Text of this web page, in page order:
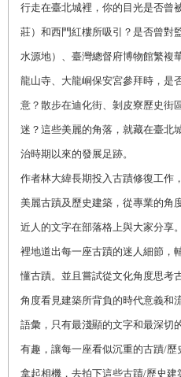
行走在臺北城裡，你的目光是否曾
莊）和西門紅樓所吸引？是否曾對
水源地）、臺灣總督府博物館繁複
龍山寺、大龍峒保安宮參拜時，是
意？散步在迪化街、剝皮寮歷史街
迷？這些美麗的角落，就藏在臺北
治時期以來的發展足跡。
作者林大緯長期投入古蹟修復工作
美麗古蹟及歷史建築，從專業的角
近人的文字在部落格上與大家分享
裡地道出每一座古蹟的迷人細節，
懂古蹟。並且嘗試從文化角度思考
角度看見建築所背負的時代意義和
語彙，只有最淺顯的文字和最深切
有趣，讓每一座看似沉重的古蹟/
拿起相機，去拍下這些古蹟/歷史建